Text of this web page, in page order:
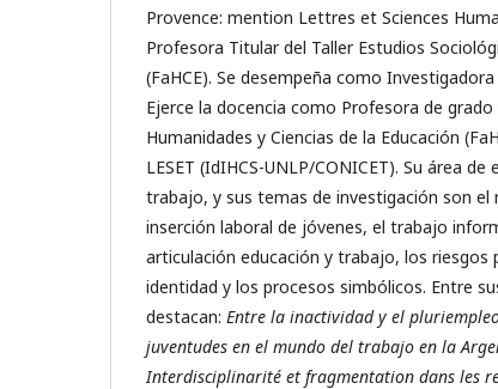
Provence: mention Lettres et Sciences
Profesora Titular del Taller Estudios
(FaHCE). Se desempeña como
Ejerce la docencia como Profesora de
Humanidades y Ciencias de la Educación
LESET (IdIHCS-UNLP/CONICET). Su área
trabajo, y sus temas de investigación son el
inserción laboral de jóvenes, el trabajo
articulación educación y trabajo, los riesgos
identidad y los procesos simbólicos. Entre
destacan: Entre la inactividad y el
juventudes en el mundo del trabajo en la
Interdisciplinarité et fragmentation dans les